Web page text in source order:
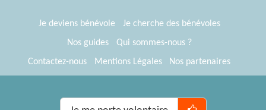
Je deviens bénévole
Je cherche des bénévoles
Nos guides
Qui sommes-nous ?
Contactez-nous
Mentions Légales
Nos partenaires
® Tous Bénévoles 2012-2026
Webkast